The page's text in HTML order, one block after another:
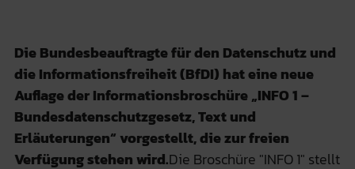
Die Bundesbeauftragte für den Datenschutz und
die Informationsfreiheit (BfDI) hat eine neue
Auflage der Informationsbroschüre „INFO 1 –
Bundesdatenschutzgesetz, Text und
Erläuterungen“ vorgestellt, die zur freien
Verfügung stehen wird.Die Broschüre "INFO 1" stellt